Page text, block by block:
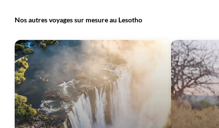
Nos autres voyages sur mesure au Lesotho